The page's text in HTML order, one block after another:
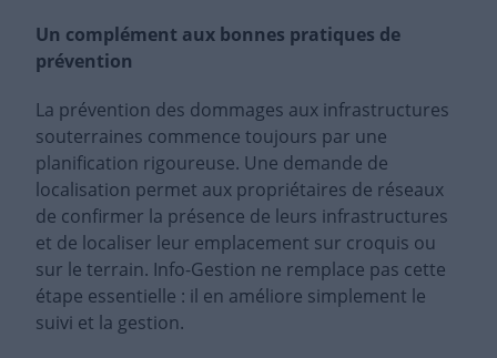
Un complément aux bonnes pratiques de
prévention
La prévention des dommages aux infrastructures
souterraines commence toujours par une
planification rigoureuse. Une demande de
localisation permet aux propriétaires de réseaux
de confirmer la présence de leurs infrastructures
et de localiser leur emplacement sur croquis ou
sur le terrain. Info-Gestion ne remplace pas cette
étape essentielle : il en améliore simplement le
suivi et la gestion.